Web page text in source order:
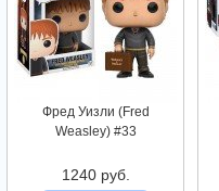
Фред Уизли (Fred
Weasley) #33
1240 руб.